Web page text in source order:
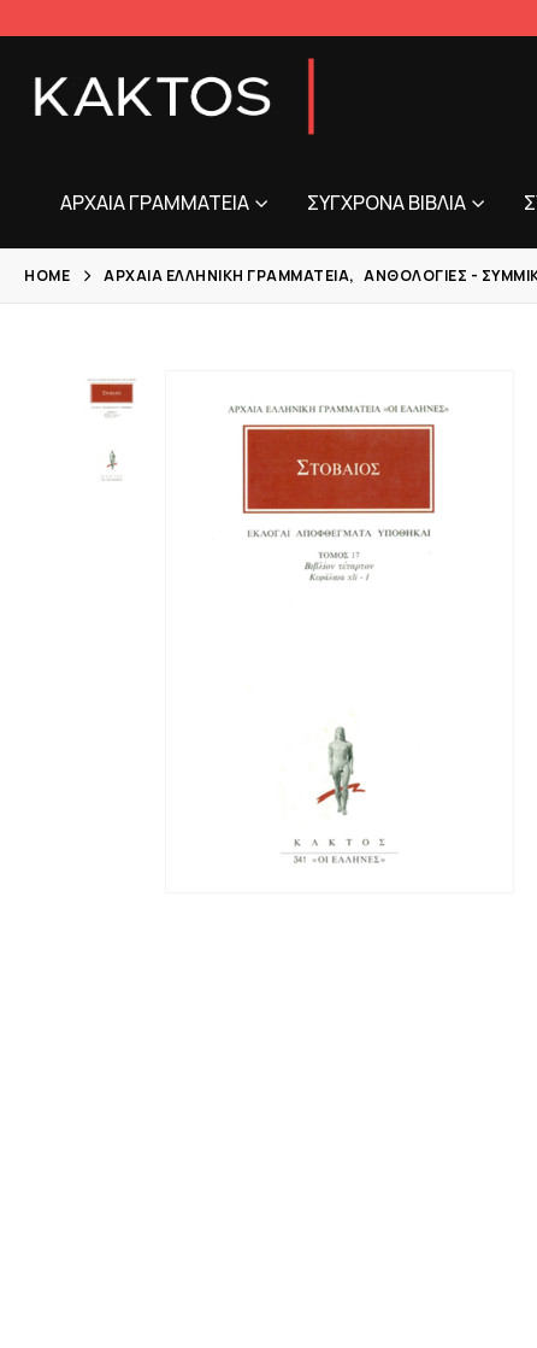
ΑΡΧΑΊΑ ΓΡΑΜΜΑΤΕΊΑ ΣΎΓΧΡΟΝΑ ΒΙΒΛΊΑ
HOME ΑΡΧΑΊΑ ΕΛΛΗΝΙΚΉ ΓΡΑΜΜΑΤΕΊΑ, ΑΝΘΟΛΟΓΊΕΣ -